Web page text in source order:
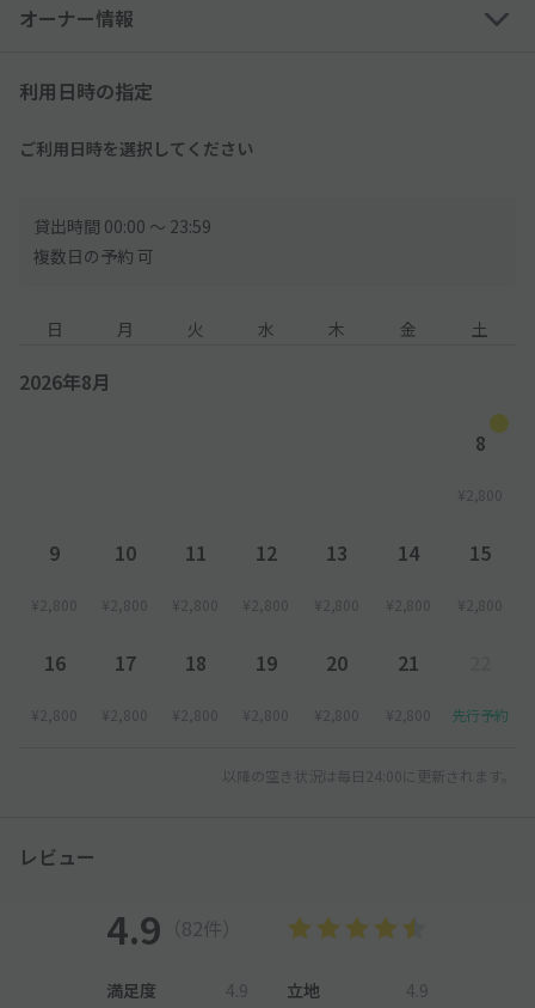
◆現地の駐車場割引サービスは受けられません。また、その他の
◆人気駐車場の為、現地の駐車料金より高い場合があります。
◆駐車制限のある駐車場です。事前に駐車場制限サイズの【高
▼予約時間外のご利用は、超過料金として一般利用同様の利用料
金がかかります▼
※入庫後24時間以降上記料金体系をくり返し適用
───────
※駐車券を紛失されますと紛失料金が現地で発生する場合もござ
↓
い。
(4)駐車後すぐに、【駐車券】を持って【サンシャインパーキン
る場合は、日数分の精算券をお受け取りください。
【精算券】を挿入してください。ゲートが開きましたら出庫して
オーナー情報
利用日時の指定
ご利用日時を選択してください
貸出時間 00:00 〜 23:59
複数日の予約 可
日 月 火 水 木 金 土
2026年8月
8
¥2,800
9
¥2,800
10
¥2,800
11
¥2,800
12
¥2,800
13
¥2,800
14
¥2,800
15
¥2,800
16
¥2,800
17
¥2,800
18
¥2,800
19
¥2,800
20
¥2,800
21
¥2,800 先行予約
以降の空き状況は毎日24:00に更新されます。
レビュー
4.9 （82件）
満足度 4.9 立地 4.9